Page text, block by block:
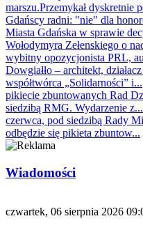
marszu.Przemykał dyskretnie
Gdańscy radni: "nie" dla
Miasta Gdańska w sprawie
Wołodymyra Zełenskiego o
wybitny opozycjonista PRL,
Dowgiałło – architekt,
współtwórca „Solidarności” i...
pikiecie zbuntowanych Rad
siedzibą RMG. Wydarzenie z...
czerwca, pod siedzibą Rady
odbędzie się pikieta zbuntow...
Wiadomości
czwartek, 06 sierpnia 2026